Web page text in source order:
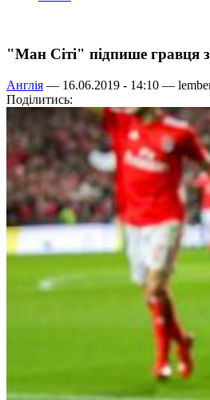
"Ман Сіті" підпише гравця
Англія — 16.06.2019 - 14:10 —
Поділитись: